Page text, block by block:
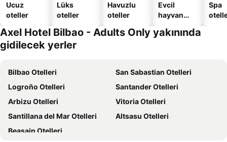
Ucuz
oteller
Lüks
oteller
Havuzlu
oteller
Evcil
hayvan
oteller
Spa
Axel Hotel Bilbao - Adults Only yakınında
gidilecek yerler
Bilbao Otelleri
San Sabastian Otelleri
Logroño Otelleri
Santander Otelleri
Arbizu Otelleri
Vitoria Otelleri
Santillana del Mar Otelleri
Altsasu Otelleri
Beasain Otelleri